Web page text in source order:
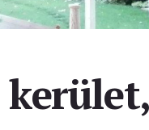
kerület,